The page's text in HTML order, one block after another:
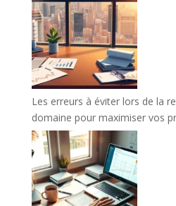
Les erreurs à éviter lors de la
domaine pour maximiser vos